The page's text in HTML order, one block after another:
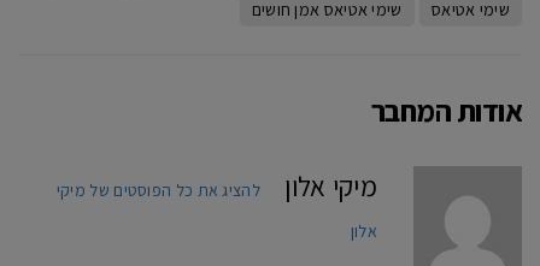
שימי אטיאס
שימי אטיאס אמן חושים
אודות המחבר
מיקי אלון
להציג את כל הפוסטים של מיקי
אלון